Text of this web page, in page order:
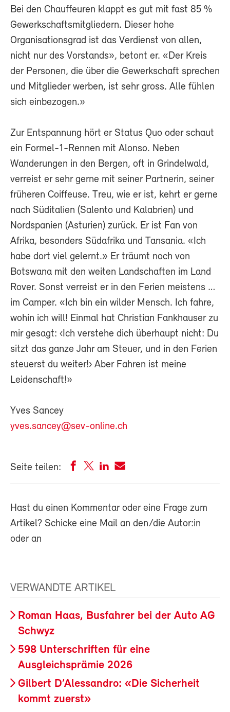
Bei den Chauffeuren klappt es gut mit fast 85 %
Gewerkschaftsmitgliedern. Dieser hohe
Organisationsgrad ist das Verdienst von allen,
nicht nur des Vorstands», betont er. «Der Kreis
der Personen, die über die Gewerkschaft sprechen
und Mitglieder werben, ist sehr gross. Alle fühlen
sich einbezogen.»
Zur Entspannung hört er Status Quo oder schaut
ein Formel-1-Rennen mit Alonso. Neben
Wanderungen in den Bergen, oft in Grindelwald,
verreist er sehr gerne mit seiner Partnerin, seiner
früheren Coiffeuse. Treu, wie er ist, kehrt er gerne
nach Süditalien (Salento und Kalabrien) und
Nordspanien (Asturien) zurück. Er ist Fan von
Afrika, besonders Südafrika und Tansania. «Ich
habe dort viel gelernt.» Er träumt noch von
Botswana mit den weiten Landschaften im Land
Rover. Sonst verreist er in den Ferien meistens …
im Camper. «Ich bin ein wilder Mensch. Ich fahre,
wohin ich will! Einmal hat Christian Fankhauser zu
mir gesagt: ‹Ich verstehe dich überhaupt nicht: Du
sitzt das ganze Jahr am Steuer, und in den Ferien
steuerst du weiter!› Aber Fahren ist meine
Leidenschaft!»
Yves Sancey
yves.sancey@sev-online.ch
Seite teilen:
Hast du einen Kommentar oder eine Frage zum
Artikel? Schicke eine Mail an den/die Autor:in
oder an
VERWANDTE ARTIKEL
Roman Haas, Busfahrer bei der Auto AG
Schwyz
598 Unterschriften für eine
Ausgleichsprämie 2026
Gilbert D’Alessandro: «Die Sicherheit
kommt zuerst»